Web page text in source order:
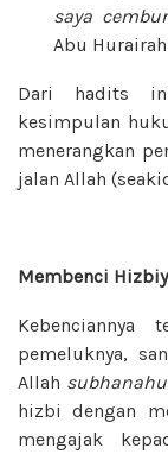
saya
Abu Hurairah
Dari hadits
kesimpulan
menerangkan
jalan Allah
Membenci
Kebenciannya
pemeluknya,
Allah
hizbi dengan
mengajak